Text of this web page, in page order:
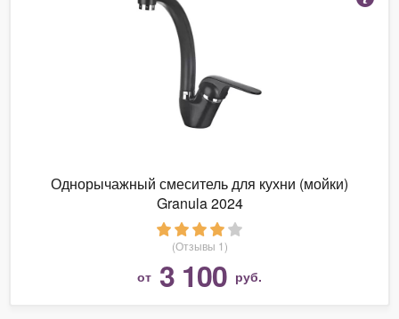
Однорычажный смеситель для кухни (мойки)
Granula 2024
(Отзывы 1)
от 3 100 руб.